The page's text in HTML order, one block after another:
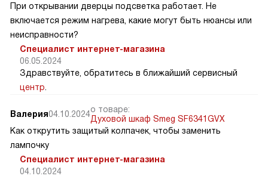
При открывании дверцы подсветка работает. Не
включается режим нагрева, какие могут быть нюансы или
неисправности?
Специалист интернет-магазина
06.05.2024
Здравствуйте, обратитесь в ближайший сервисный
центр
Валерия04.10.2024о товаре:
Духовой шкаф Smeg SF6341GVX
Как открутить защитый колпачек, чтобы заменить
лампочку
Специалист интернет-магазина
04.10.2024